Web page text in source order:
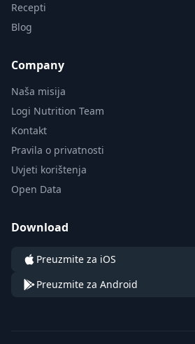
Recepti
Blog
Company
Naša misija
Logi Nutrition Team
Kontakt
Pravila o privatnosti
Uvjeti korištenja
Open Data
Download
Preuzmite za iOS
Preuzmite za Android